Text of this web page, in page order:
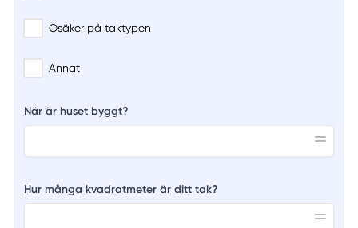
Osäker på taktypen
Annat
När är huset byggt?
Hur många kvadratmeter är ditt tak?